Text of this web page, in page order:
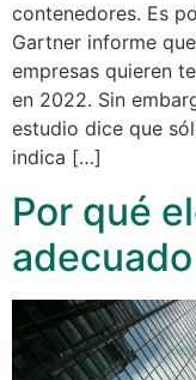
contenedores. Es
Gartner informe
empresas quieren
en 2022. Sin
estudio dice que
indica […]
Por qué